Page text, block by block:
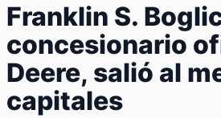
Franklin S.
concesionario
Deere, salió al
capitales